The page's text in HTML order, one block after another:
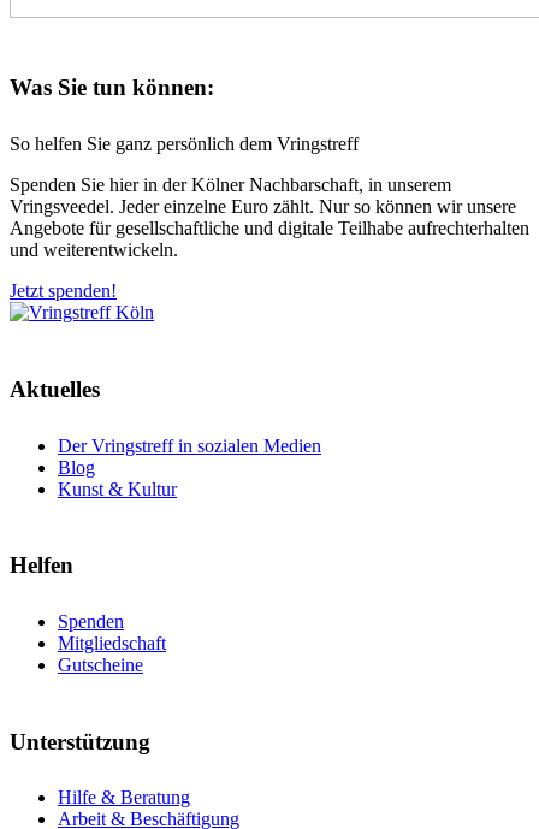
Was Sie tun können:
So helfen Sie ganz persönlich dem Vringstreff
Spenden Sie hier in der Kölner Nachbarschaft, in unserem
Vringsveedel. Jeder einzelne Euro zählt. Nur so können wir unsere
Angebote für gesellschaftliche und digitale Teilhabe aufrechterhalten
und weiterentwickeln.
Jetzt spenden!
Aktuelles
Der Vringstreff in sozialen Medien
Blog
Kunst & Kultur
Helfen
Spenden
Mitgliedschaft
Gutscheine
Unterstützung
Hilfe & Beratung
Arbeit & Beschäftigung